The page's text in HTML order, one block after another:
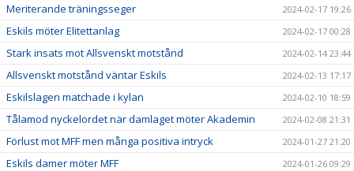
Meriterande träningsseger 2024-02-17 19:26
Eskils möter Elitettanlag 2024-02-17 00:28
Stark insats mot Allsvenskt motstånd 2024-02-14 23:44
Allsvenskt motstånd väntar Eskils 2024-02-13 17:17
Eskilslagen matchade i kylan 2024-02-10 18:59
Tålamod nyckelordet när damlaget möter Akademin 2024-02-08 21:31
Förlust mot MFF men många positiva intryck 2024-01-27 21:20
Eskils damer möter MFF 2024-01-26 09:29